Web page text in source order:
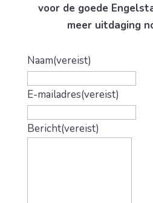
voor de goede
meer uitdaging
Naam(vereist)
E-mailadres(vereist)
Bericht(vereist)